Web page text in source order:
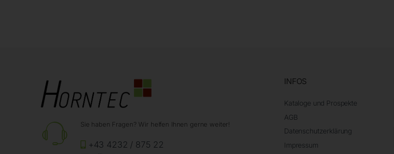
Sie haben Fragen? Wir helfen Ihnen gerne weiter!
+43 4232 / 875 22
INFOS
Kataloge und Prospekte
AGB
Datenschutzerklärung
Impressum